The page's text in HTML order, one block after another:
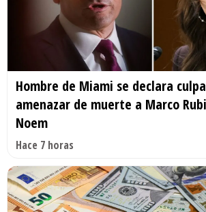
Hombre de Miami se declara
amenazar de muerte a Marco
Noem
Hace 7 horas